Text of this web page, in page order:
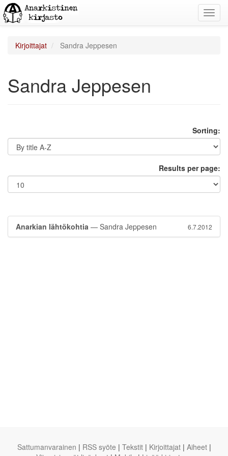
Kirjoittajat Sandra Jeppesen
Sandra Jeppesen
Sorting:
Results per page:
Anarkian lähtökohtia — Sandra Jeppesen 6.7.2012
Sattumanvarainen | RSS syöte | Tekstit | Kirjoittajat | Aiheet |